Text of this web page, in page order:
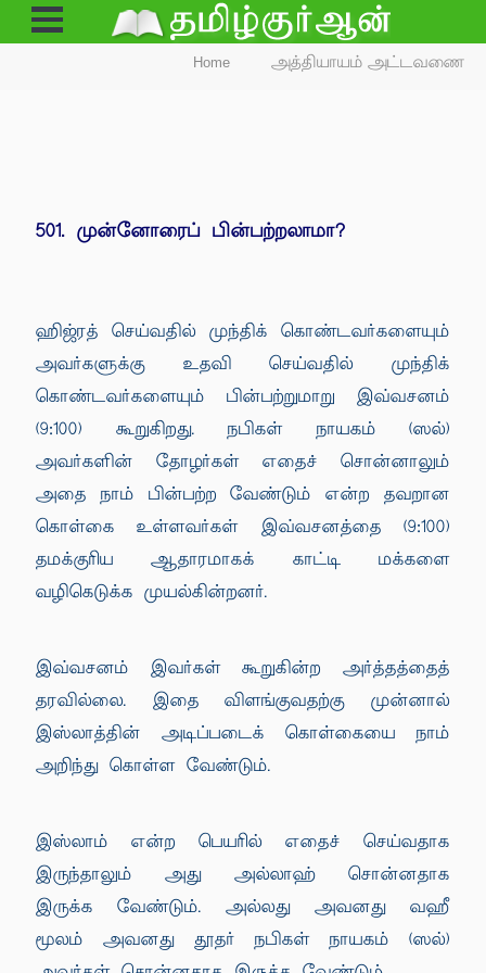
Open
Menu
Home அத்தியாயம் அட்டவணை
501. முன்னோரைப் பின்பற்றலாமா?
ஹிஜ்ரத் செய்வதில் முந்திக் கொண்டவர்களையும்
அவர்களுக்கு உதவி செய்வதில் முந்திக்
கொண்டவர்களையும் பின்பற்றுமாறு இவ்வசனம்
(9:100) கூறுகிறது. நபிகள் நாயகம் (ஸல்)
அவர்களின் தோழர்கள் எதைச் சொன்னாலும்
அதை நாம் பின்பற்ற வேண்டும் என்ற தவறான
கொள்கை உள்ளவர்கள் இவ்வசனத்தை (9:100)
தமக்குரிய ஆதாரமாகக் காட்டி மக்களை
வழிகெடுக்க முயல்கின்றனர்.
இவ்வசனம் இவர்கள் கூறுகின்ற அர்த்தத்தைத்
தரவில்லை. இதை விளங்குவதற்கு முன்னால்
இஸ்லாத்தின் அடிப்படைக் கொள்கையை நாம்
அறிந்து கொள்ள வேண்டும்.
இஸ்லாம் என்ற பெயரில் எதைச் செய்வதாக
இருந்தாலும் அது அல்லாஹ் சொன்னதாக
இருக்க வேண்டும். அல்லது அவனது வஹீ
மூலம் அவனது தூதர் நபிகள் நாயகம் (ஸல்)